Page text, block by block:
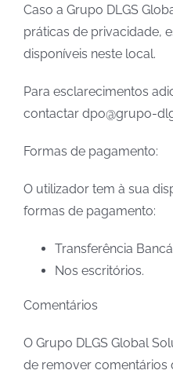
Caso a Grupo DLGS
práticas de privacidade,
disponíveis neste local.
Para esclarecimentos
contactar dpo@grupo-
Formas de pagamento:
O utilizador tem à sua
formas de pagamento:
Transferência
Nos escritórios.
Comentários
O Grupo DLGS Global
de remover comentários